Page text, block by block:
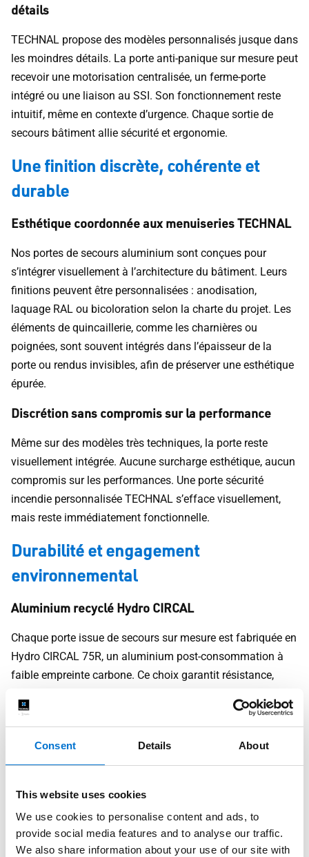
Consent Details About
This website uses cookies
We use cookies to personalise content and ads, to
provide social media features and to analyse our traffic.
We also share information about your use of our site with
détails
TECHNAL propose des modèles personnalisés jusque dans
les moindres détails. La porte anti-panique sur mesure peut
recevoir une motorisation centralisée, un ferme-porte
intégré ou une liaison au SSI. Son fonctionnement reste
intuitif, même en contexte d’urgence. Chaque sortie de
secours bâtiment allie sécurité et ergonomie.
Une finition discrète, cohérente et
durable
Esthétique coordonnée aux menuiseries TECHNAL
Nos portes de secours aluminium sont conçues pour
s’intégrer visuellement à l’architecture du bâtiment. Leurs
finitions peuvent être personnalisées : anodisation,
laquage RAL ou bicoloration selon la charte du projet. Les
éléments de quincaillerie, comme les charnières ou
poignées, sont souvent intégrés dans l’épaisseur de la
porte ou rendus invisibles, afin de préserver une esthétique
épurée.
Discrétion sans compromis sur la performance
Même sur des modèles très techniques, la porte reste
visuellement intégrée. Aucune surcharge esthétique, aucun
compromis sur les performances. Une porte sécurité
incendie personnalisée TECHNAL s’efface visuellement,
mais reste immédiatement fonctionnelle.
Durabilité et engagement
environnemental
Aluminium recyclé Hydro CIRCAL
Chaque porte issue de secours sur mesure est fabriquée en
Hydro CIRCAL 75R, un aluminium post-consommation à
faible empreinte carbone. Ce choix garantit résistance,
Produits compatibles RE2020, HQE, BREEAM
TECHNAL fournit des FDES et des données
sur mesure s’intègre aux projets soumis à certification,
Une exécution maîtrisée et